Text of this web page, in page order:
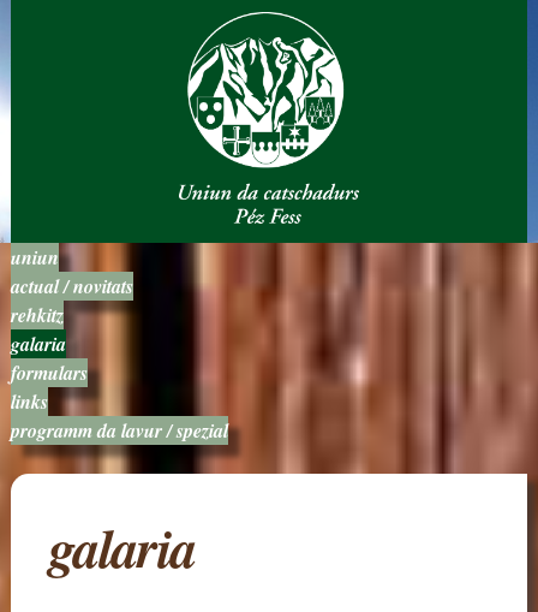
uniun
actual / novitats
rehkitz
galaria
formulars
links
programm da lavur / spezial
galaria